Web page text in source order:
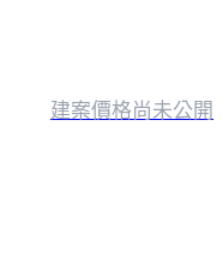
建案價格尚未公開